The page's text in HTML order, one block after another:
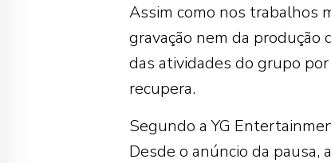
Assim como nos trabalhos
gravação nem da produção
das atividades do grupo
recupera.
Segundo a YG
Desde o anúncio da pausa,